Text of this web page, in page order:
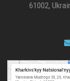
61002,